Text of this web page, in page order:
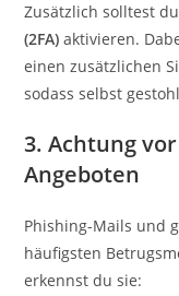
Zusätzlich solltest
(2FA) aktivieren.
einen zusätzlichen
sodass selbst
3. Achtung
Angeboten
Phishing-Mails und
häufigsten
erkennst du sie: